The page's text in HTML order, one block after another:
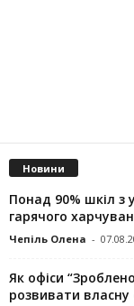
Новини
Понад 90% шкіл з
гарячого
Чепіль Олена -
Як офіси
розвивати власну